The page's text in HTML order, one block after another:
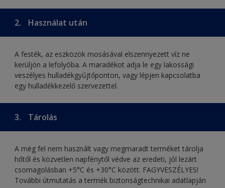
2. Használat után
A festék, az eszközök mosásával elszennyezett víz ne
kerüljön a lefolyóba. A maradékot adja le egy lakossági
veszélyes hulladékgyűjtőponton, vagy lépjen kapcsolatba
egy hulladékkezelő szervezettel.
3. Tárolás
A még fel nem használt vagy megmaradt terméket tárolja
hőtől és közvetlen napfénytől védve az eredeti, jól lezárt
csomagolásban +5°C és +30°C között. FAGYVESZÉLYES!
További útmutatás a termék biztonságtechnikai adatlapján